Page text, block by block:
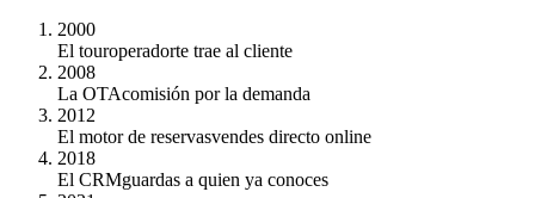
2000
El touroperadorte trae al cliente
2008
La OTAcomisión por la demanda
2012
El motor de reservasvendes directo online
2018
El CRMguardas a quien ya conoces